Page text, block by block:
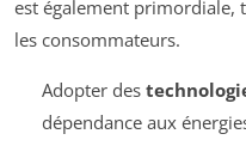
est également primordiale,
les consommateurs.
Adopter des
dépendance aux